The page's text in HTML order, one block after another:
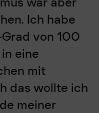
Ich habe
von 100
eine
mit
das wollte ich
meiner